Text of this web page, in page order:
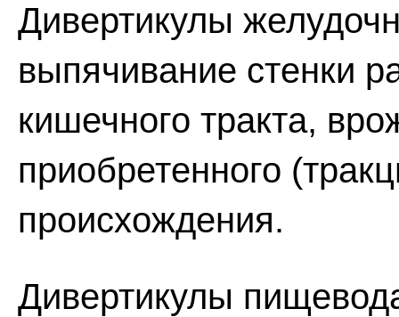
Дивертикулы
выпячивание стенки
кишечного тракта,
приобретенного
происхождения.
Дивертикулы